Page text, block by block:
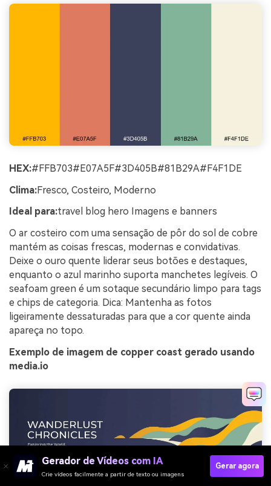
HEX:#FFB703#E07A5F#3D405B#81B29A#F4F1DE
Clima:Fresco, Costeiro, Moderno
Ideal para:travel blog hero Imagens e banners
O ar costeiro com uma sensação de pôr do sol de cobre
mantém as coisas frescas, modernas e convidativas.
Deixe o ouro quente liderar seus botões e destaques,
enquanto o azul marinho suporta manchetes legíveis. O
seafoam green é um sotaque secundário limpo para tags
e chips de categoria. Dica: Mantenha as fotos
ligeiramente dessaturadas para que a cor quente ainda
apareça no topo.
Exemplo de imagem de copper coast gerado usando
media.io
Gerador de Vídeos com IA
Crie vídeos facilmente a partir de texto ou imagens
Gerar agora